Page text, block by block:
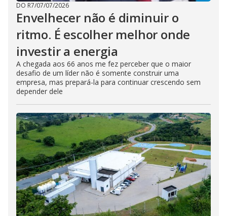
DO R7/07/07/2026
Envelhecer não é diminuir o
ritmo. É escolher melhor onde
investir a energia
A chegada aos 66 anos me fez perceber que o maior
desafio de um líder não é somente construir uma
empresa, mas prepará-la para continuar crescendo sem
depender dele